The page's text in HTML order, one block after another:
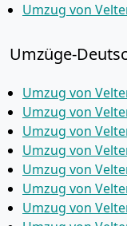
Umzug von
Umzüge-
Umzug von
Umzug von
Umzug von
Umzug von
Umzug von
Umzug von
Umzug von